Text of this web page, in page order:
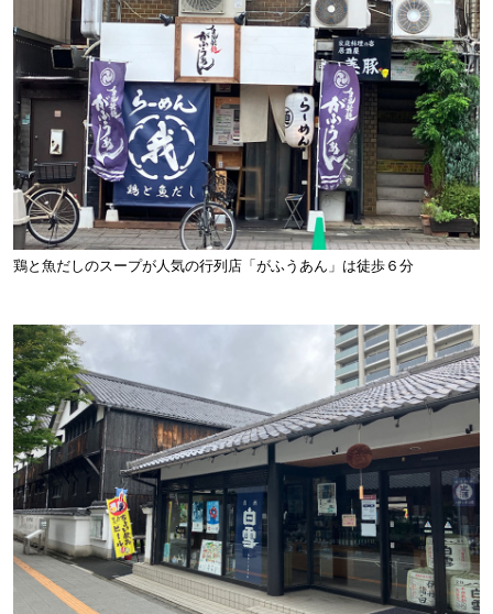
鶏と魚だしのスープが人気の行列店「がふうあん」は徒歩６分